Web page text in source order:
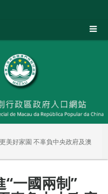
美好家園 不辜負中央政府及澳
“一國兩制”